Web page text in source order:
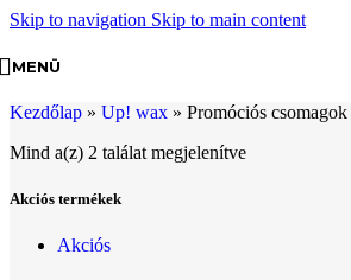
Skip to navigation Skip to main content
MENÜ
Kezdőlap » Up! wax » Promóciós csomagok
Mind a(z) 2 találat megjelenítve
Akciós termékek
Akciós